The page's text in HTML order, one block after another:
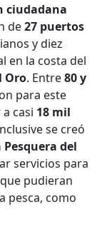
ciudadana
de27 puertos
y diez
en la costa del
Oro. Entre80 y
para este
casi 18 mil
se creó
del
servicios para
pudieran
pesca, como